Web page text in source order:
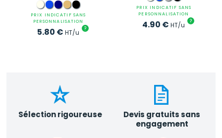
PRIX INDICATIF SANS
PERSONNALISATION
5.80 € HT/u ?
PRIX INDICATIF SANS
PERSONNALISATION
4.90 € HT/u ?
Sélection rigoureuse
Devis gratuits sans
engagement